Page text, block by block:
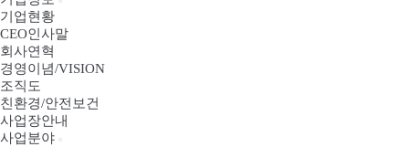
기업현황
CEO인사말
회사연혁
경영이념/VISION
조직도
친환경/안전보건
사업장안내
사업분야